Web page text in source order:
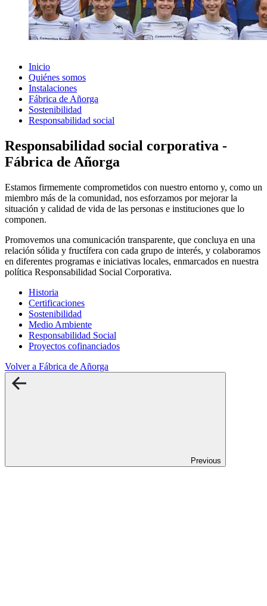
Inicio
Quiénes somos
Instalaciones
Fábrica de Añorga
Sostenibilidad
Responsabilidad social
Responsabilidad social corporativa -
Fábrica de Añorga
Estamos firmemente comprometidos con nuestro entorno y, como un
miembro más de la comunidad, nos esforzamos por mejorar la
situación y calidad de vida de las personas e instituciones que lo
componen.
Promovemos una comunicación transparente, que concluya en una
relación sólida y fructífera con cada grupo de interés, y colaboramos
en diferentes programas e iniciativas locales, enmarcados en nuestra
política Responsabilidad Social Corporativa.
Historia
Certificaciones
Sostenibilidad
Medio Ambiente
Responsabilidad Social
Proyectos cofinanciados
Volver a Fábrica de Añorga
Previous